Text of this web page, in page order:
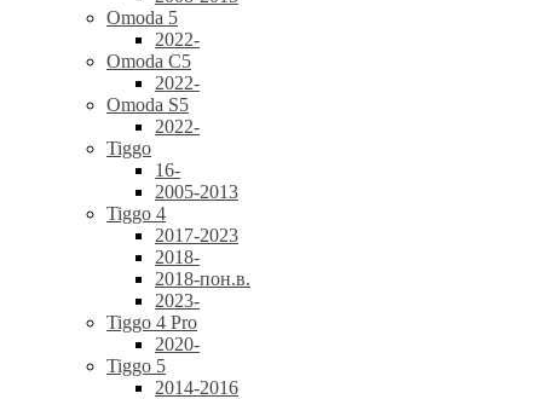
Omoda 5
2022-
Omoda C5
2022-
Omoda S5
2022-
Tiggo
16-
2005-2013
Tiggo 4
2017-2023
2018-
2018-пон.в.
2023-
Tiggo 4 Pro
2020-
Tiggo 5
2014-2016